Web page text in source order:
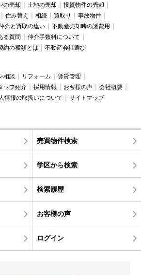
の売却 土地の売却
投資物件の売却
住み替え 相続 買取り
事故物件
介と買取の違い
不動産売却時の諸費用
る質問
仲介手数料について
約の種類とは 不動産会社選び
相談 リフォーム
賃貸管理
ッフ紹介 採用情報 お客様の声
会社概要
情報の取扱いについて サイトマップ
売買物件検索
学区から検索
検索履歴
お客様の声
ログイン